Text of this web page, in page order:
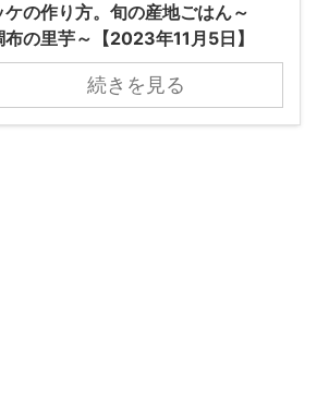
ケの作り方。旬の産地ごはん～
布の里芋～【2023年11月5日】
続きを見る